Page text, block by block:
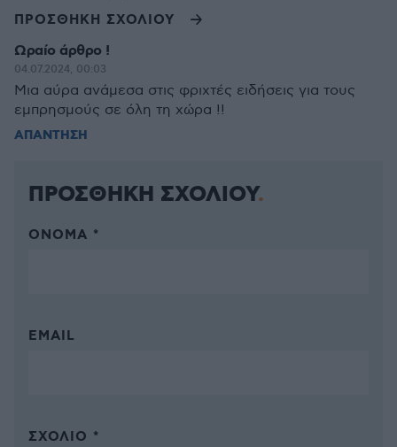
ΠΡΟΣΘΗΚΗ ΣΧΟΛΙΟΥ
Ωραίο άρθρο !
04.07.2024, 00:03
Μια αύρα ανάμεσα στις φριχτές ειδήσεις για τους
εμπρησμούς σε όλη τη χώρα !!
ΑΠΑΝΤΗΣΗ
ΠΡΟΣΘΗΚΗ ΣΧΟΛΙΟΥ
ΌΝΟΜΑ *
EMAIL
ΣΧΌΛΙΟ *